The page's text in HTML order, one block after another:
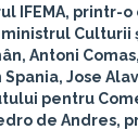
IFEMA, printr-
ministrul Culturii
Antoni Comas
Jose
pentru
de Andres,